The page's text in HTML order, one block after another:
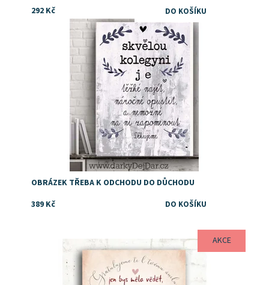
292 Kč
Dostupnost:
Skladem
OBRÁZEK TŘEBA K ODCHODU DO DŮCHODU
389 Kč
AKCE
Drobný dárek pro kolegyni
Dostupnost:
Skladem